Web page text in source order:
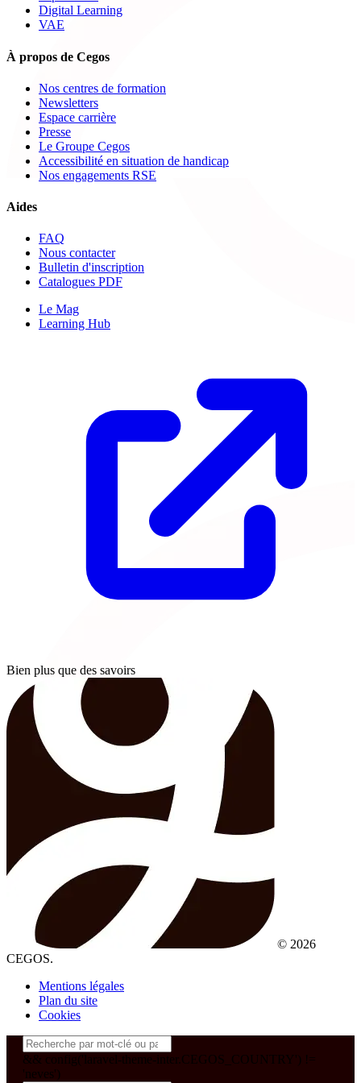
Digital Learning
VAE
À propos de Cegos
Nos centres de formation
Newsletters
Espace carrière
Presse
Le Groupe Cegos
Accessibilité en situation de handicap
Nos engagements RSE
Aides
FAQ
Nous contacter
Bulletin d'inscription
Catalogues PDF
Le Mag
Learning Hub
Bien plus que des savoirs
© 2026
CEGOS.
Mentions légales
Plan du site
Cookies
&& config('laravel-theme-inter.CEGOS_COUNTRY') !=
'neves')